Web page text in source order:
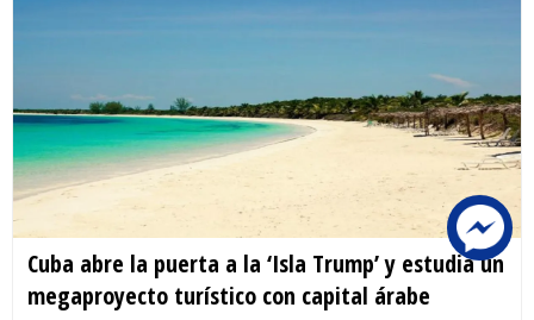
Cuba abre la puerta a la ‘Isla Trump’ y estudia un
megaproyecto turístico con capital árabe